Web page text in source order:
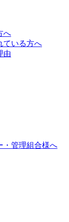
へ
ている方へ
由
・管理組合様へ